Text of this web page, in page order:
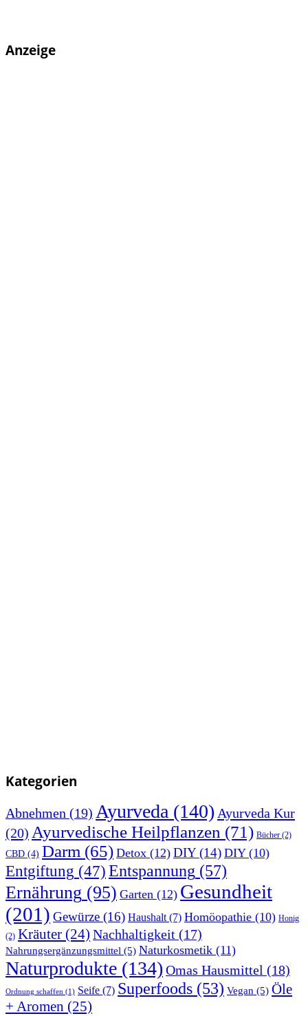
Anzeige
Kategorien
Abnehmen (19) Ayurveda (140) Ayurveda Kur
(20) Ayurvedische Heilpflanzen (71) Bücher (2)
CBD (4) Darm (65) Detox (12) DIY(14) DIY(10)
Entgiftung (47)Entspannung (57)
Ernährung (95) Garten (12) Gesundheit
(201) Gewürze (16) Haushalt(7) Homöopathie (10) Honig
(2) Kräuter (24) Nachhaltigkeit (17)
Nahrungsergänzungsmittel (5) Naturkosmetik (11)
Naturprodukte (134) Omas Hausmittel (18)
Ordnung schaffen (1) Seife (7) Superfoods (53) Vegan (5) Öle
+ Aromen (25)